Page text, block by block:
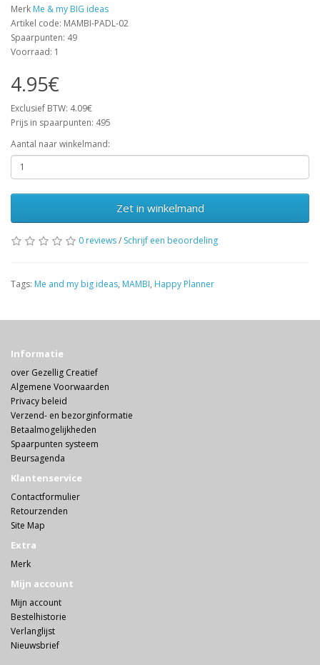
Merk Me & my BIG ideas
Artikel code: MAMBI-PADL-02
Spaarpunten: 49
Voorraad: 1
4.95€
Exclusief BTW: 4.09€
Prijs in spaarpunten: 495
Aantal naar winkelmand:
Zet in winkelmand
0 reviews/ Schrijf een beoordeling
Tags: Me and my big ideas, MAMBI, Happy Planner
Informatie
over Gezellig Creatief
Algemene Voorwaarden
Privacy beleid
Verzend- en bezorginformatie
Betaalmogelijkheden
Spaarpunten systeem
Beursagenda
Klantenservice
Contactformulier
Retourzenden
Site Map
Extra
Merk
Mijn account
Mijn account
Bestelhistorie
Verlanglijst
Nieuwsbrief